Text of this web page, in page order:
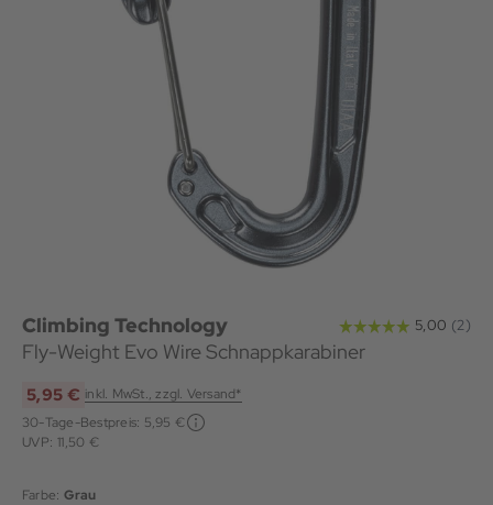
Climbing Technology
Fly-Weight Evo Wire Schnappkarabiner
5,95 € inkl. MwSt., zzgl. Versand*
30-Tage-Bestpreis: 5,95 €
UVP: 11,50 €
Farbe: Grau